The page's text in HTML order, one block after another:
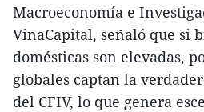
Macroeconomía e
VinaCapital, señaló que si
domésticas son elevadas,
globales captan la
del CFIV, lo que genera